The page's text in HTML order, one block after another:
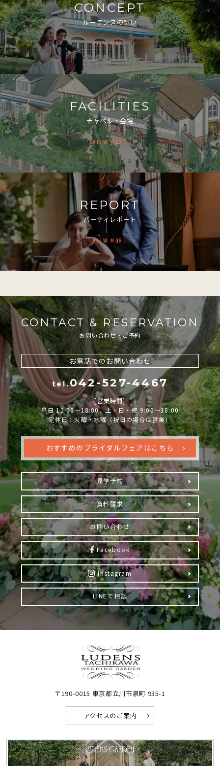
CONCEPT
ルーデンスの想い
VIEW MORE
FACILITIES
チャペル・会場
VIEW MORE
REPORT
パーティレポート
VIEW MORE
CONTACT & RESERVATION
お問い合わせ・ご予約
お電話でのお問い合わせ
tel.042-527-4467
[営業時間]
平日 12:00～18:00、土・日・祝 9:00～18:00
定休日：火曜・水曜（祝日の場合は営業）
おすすめのブライダルフェアはこちら
見学予約
資料請求
お問い合わせ
Facebook
Instagram
LINEで相談
〒190-0015 東京都立川市泉町 935-1
アクセスのご案内